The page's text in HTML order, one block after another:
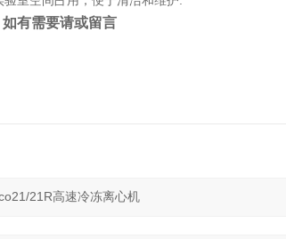
有需要请或留言